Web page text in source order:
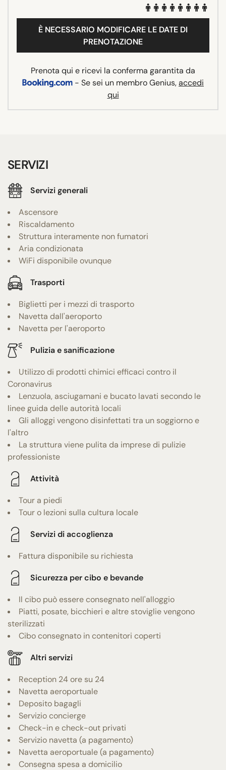
È NECESSARIO MODIFICARE LE DATE DI
PRENOTAZIONE
Prenota qui e ricevi la conferma garantita da
- Se sei un membro Genius,accedi
qui
SERVIZI
Servizi generali
Ascensore
Riscaldamento
Struttura interamente non fumatori
Aria condizionata
WiFi disponibile ovunque
Trasporti
Biglietti per i mezzi di trasporto
Navetta dall'aeroporto
Navetta per l'aeroporto
Pulizia e sanificazione
Utilizzo di prodotti chimici efficaci contro il
Coronavirus
Lenzuola, asciugamani e bucato lavati secondo le
linee guida delle autorità locali
Gli alloggi vengono disinfettati tra un soggiorno e
l'altro
La struttura viene pulita da imprese di pulizie
professioniste
Attività
Tour a piedi
Tour o lezioni sulla cultura locale
Servizi di accoglienza
Fattura disponibile su richiesta
Sicurezza per cibo e bevande
Il cibo può essere consegnato nell'alloggio
Piatti, posate, bicchieri e altre stoviglie vengono
sterilizzati
Cibo consegnato in contenitori coperti
Altri servizi
Reception 24 ore su 24
Navetta aeroportuale
Deposito bagagli
Servizio concierge
Check-in e check-out privati
Servizio navetta (a pagamento)
Navetta aeroportuale (a pagamento)
Consegna spesa a domicilio